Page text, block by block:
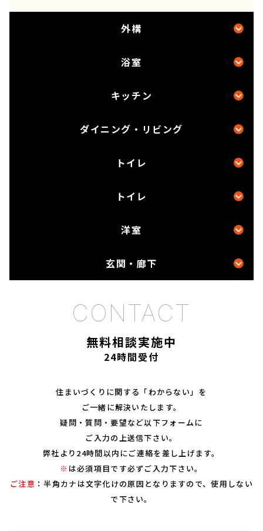
外構
浴室
キッチン
ダイニング・リビング
トイレ
トイレ
洋室
玄関・廊下
無料相談実施中
24時間受付
住まいづくりに関する「わからない」を
ご一緒に解決いたします。
疑問・質問・要望など以下フォームに
ご入力の上送信下さい。
弊社より24時間以内にご連絡を差し上げます。
※ は必須項目です必ずご入力下さい。
ご注意 ：半角カナは文字化けの原因となりますので、使用しない
で下さい。